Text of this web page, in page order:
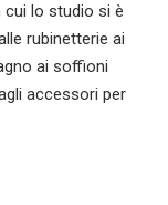
cui lo studio si è
rubinetterie ai
ai soffioni
accessori per